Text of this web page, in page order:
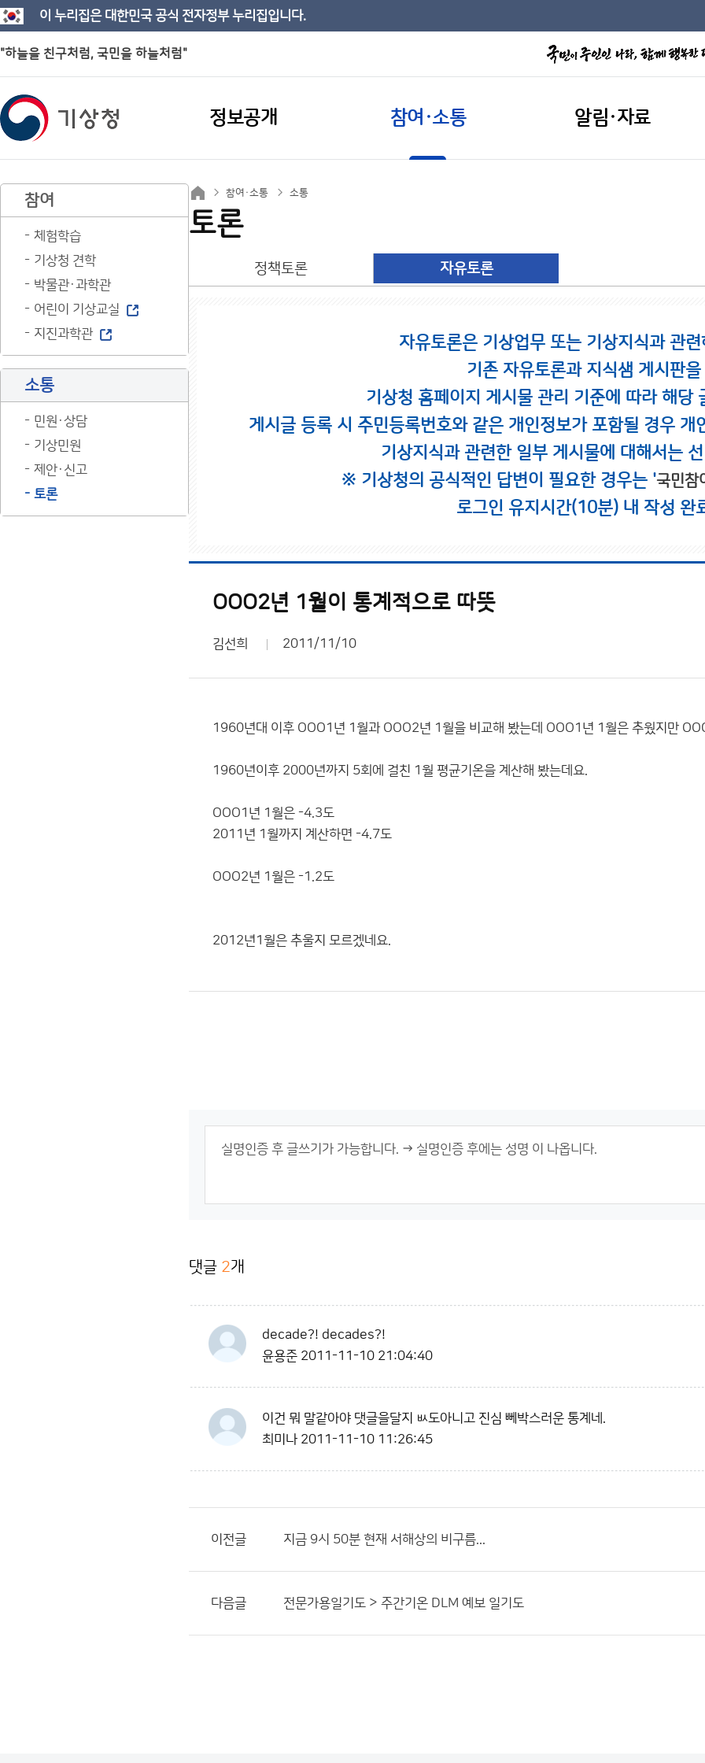
이 누리집은 대한민국 공식 전자정부 누리집입니다.
"하늘을 친구처럼, 국민을 하늘처럼"
정보공개 참여·소통 알림·자료
참여
체험학습
기상청 견학
박물관·과학관
어린이 기상교실
지진과학관
소통
민원·상담
기상민원
제안·신고
토론
참여·소통 소통
토론
정책토론 자유토론
자유토론은 기상업무 또는 기상지식과 관
기존 자유토론과 지식샘 게시판
기상청 홈페이지 게시물 관리 기준에 따라 해당
게시글 등록 시 주민등록번호와 같은 개인정보가 포함될 경우
기상지식과 관련한 일부 게시물에 대해서는
※ 기상청의 공식적인 답변이 필요한 경우는 '국민참
로그인 유지시간(10분) 내 작성 완
OOO2년 1월이 통계적으로 따뜻
김선희 2011/11/10
1960년대 이후 OOO1년 1월과 OOO2년 1월을 비교해 봤는데 OOO1년 1월은 추웠지만
1960년이후 2000년까지 5회에 걸친 1월 평균기온을 계산해 봤는데요.
OOO1년 1월은 -4.3도
2011년 1월까지 계산하면 -4.7도
OOO2년 1월은 -1.2도
2012년1월은 추울지 모르겠네요.
댓글 2개
decade?! decades?!
윤용준 2011-11-10 21:04:40
이건 뭐 말같아야 댓글을달지 ㅄ도아니고 진심 뻬박스러운 통계네.
최미나 2011-11-10 11:26:45
이전글 지금 9시 50분 현재 서해상의 비구름...
다음글 전문가용일기도 > 주간기온 DLM 예보 일기도